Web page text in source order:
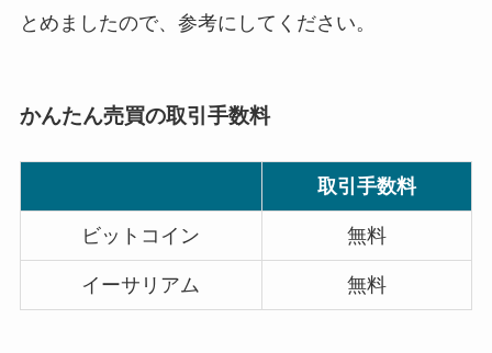
とめましたので、参考にしてください。
かんたん売買の取引手数料
取引手数料
ビットコイン 無料
イーサリアム 無料